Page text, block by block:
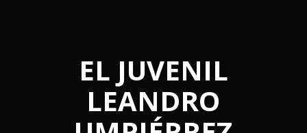
EL JUVENIL
LEANDRO